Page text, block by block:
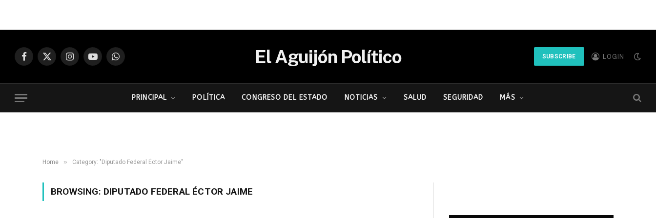
Facebook
X
InstagramYouTubeWhatsApp El Aguijón Político SUBSCRIBE LOGIN
PRINCIPAL POLÍTICA CONGRESO DEL ESTADO NOTICIAS SALUD SEGURIDAD MÁS
Home » Category: "Diputado Federal Éctor Jaime"
BROWSING: DIPUTADO FEDERAL ÉCTOR JAIME